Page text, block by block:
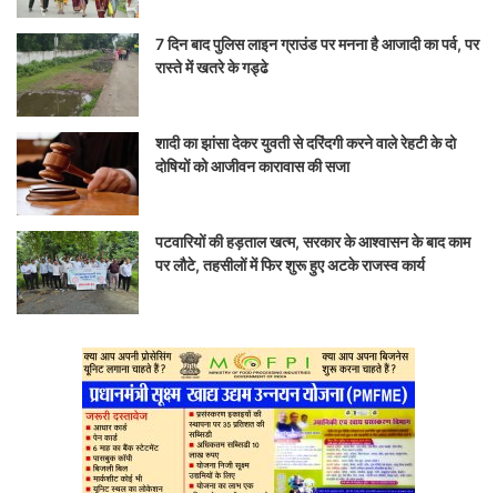
7 दिन बाद पुलिस लाइन ग्राउंड पर मनना है आजादी का पर्व, पर
रास्ते में खतरे के गड्ढे
शादी का झांसा देकर युवती से दरिंदगी करने वाले रेहटी के दो
दोषियों को आजीवन कारावास की सजा
पटवारियों की हड़ताल खत्म, सरकार के आश्वासन के बाद काम
पर लौटे, तहसीलों में फिर शुरू हुए अटके राजस्व कार्य